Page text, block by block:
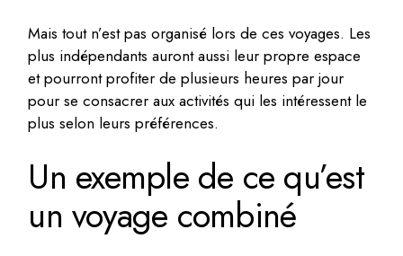
Mais tout n’est pas organisé lors de ces voyages. Les
plus indépendants auront aussi leur propre espace
et pourront profiter de plusieurs heures par jour
pour se consacrer aux activités qui les intéressent le
plus selon leurs préférences.
Un exemple de ce qu’est
un voyage combiné